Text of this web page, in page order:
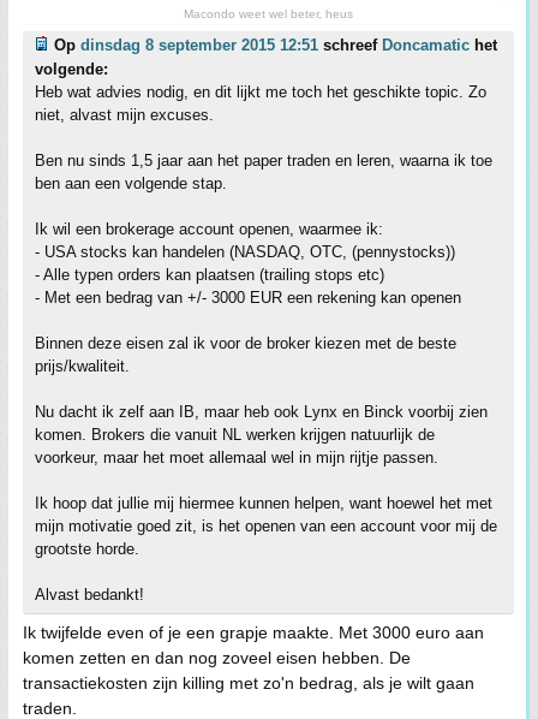
Macondo weet wel beter, heus
Op dinsdag 8 september 2015 12:51 schreef Doncamatic het
volgende:
Heb wat advies nodig, en dit lijkt me toch het geschikte topic. Zo
niet, alvast mijn excuses.
Ben nu sinds 1,5 jaar aan het paper traden en leren, waarna ik toe
ben aan een volgende stap.
Ik wil een brokerage account openen, waarmee ik:
- USA stocks kan handelen (NASDAQ, OTC, (pennystocks))
- Alle typen orders kan plaatsen (trailing stops etc)
- Met een bedrag van +/- 3000 EUR een rekening kan openen
Binnen deze eisen zal ik voor de broker kiezen met de beste
prijs/kwaliteit.
Nu dacht ik zelf aan IB, maar heb ook Lynx en Binck voorbij zien
komen. Brokers die vanuit NL werken krijgen natuurlijk de
voorkeur, maar het moet allemaal wel in mijn rijtje passen.
Ik hoop dat jullie mij hiermee kunnen helpen, want hoewel het met
mijn motivatie goed zit, is het openen van een account voor mij de
grootste horde.
Alvast bedankt!
Ik twijfelde even of je een grapje maakte. Met 3000 euro aan
komen zetten en dan nog zoveel eisen hebben. De
transactiekosten zijn killing met zo'n bedrag, als je wilt gaan
traden.